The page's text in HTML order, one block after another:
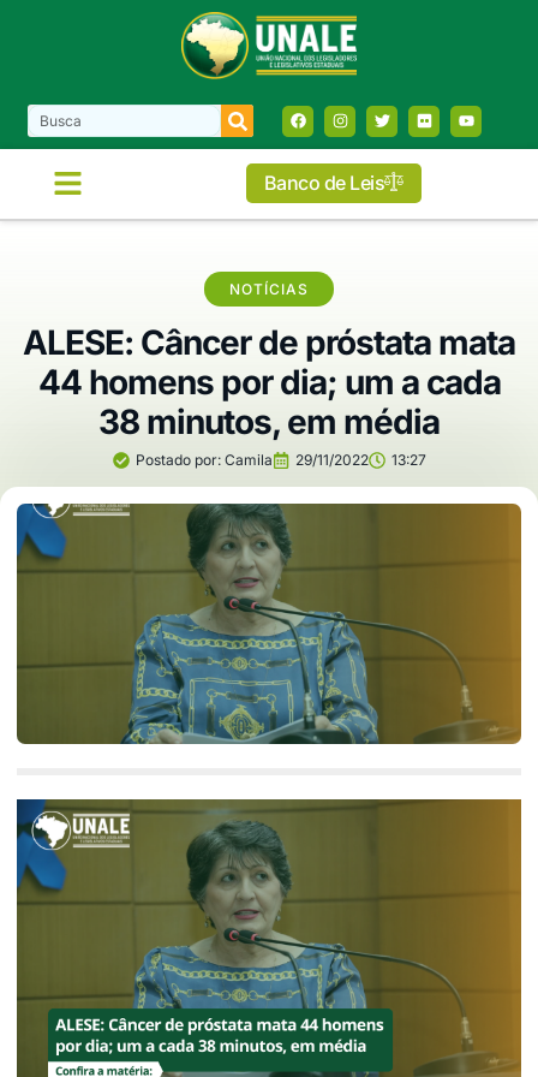
Banco de Leis
NOTÍCIAS
ALESE: Câncer de próstata mata
44 homens por dia; um a cada
38 minutos, em média
Postado por:Camila 29/11/2022 13:27